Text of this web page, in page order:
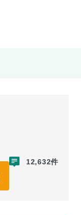
12,632件